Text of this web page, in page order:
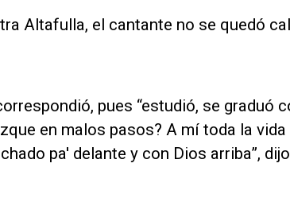
Altafulla, el cantante no se quedó
pues “estudió, se graduó
en malos pasos? A mí toda la vida
pa' delante y con Dios arriba”,